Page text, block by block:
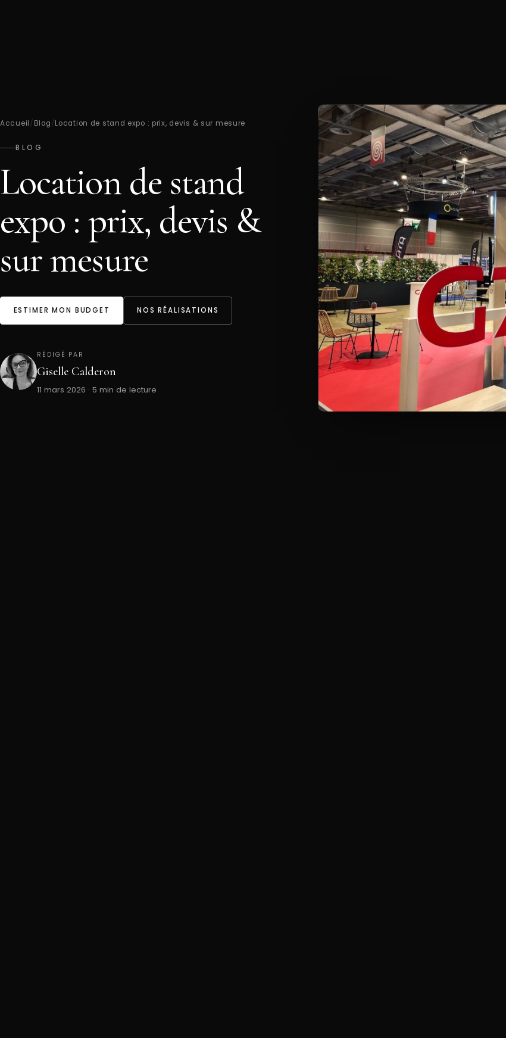
Accueil/ Blog/Location de stand expo : prix, devis & sur mesure
BLOG
Location de stand
expo : prix, devis &
sur mesure
ESTIMER MON BUDGET NOS RÉALISATIONS
RÉDIGÉ PAR
Giselle Calderon
11 mars 2026 · 5 min de lecture